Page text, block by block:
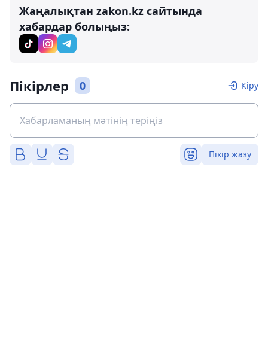
Жаңалықтан zakon.kz сайтында
хабардар болыңыз:
Пікірлер 0 Кіру
Пікір жазу